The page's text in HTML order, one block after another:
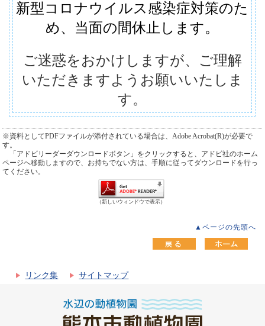
新型コロナウイルス感染症対策のた
め、当面の間休止します。
ご迷惑をおかけしますが、ご理解
いただきますようお願いいたしま
す。
※資料としてPDFファイルが添付されている場合は、Adobe Acrobat(R)が必要で
す。
「アドビリーダーダウンロードボタン」をクリックすると、アドビ社のホーム
ページへ移動しますので、お持ちでない方は、手順に従ってダウンロードを行っ
てください。
（新しいウィンドウで表示）
▲ページの先頭へ
リンク集 サイトマップ